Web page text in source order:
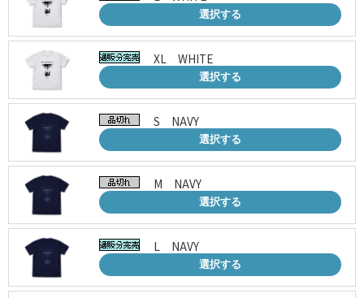
選択する
XL WHITE
選択する
S NAVY
選択する
M NAVY
選択する
L NAVY
選択する